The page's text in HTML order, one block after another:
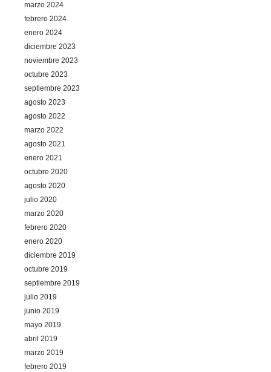
marzo 2024
febrero 2024
enero 2024
diciembre 2023
noviembre 2023
octubre 2023
septiembre 2023
agosto 2023
agosto 2022
marzo 2022
agosto 2021
enero 2021
octubre 2020
agosto 2020
julio 2020
marzo 2020
febrero 2020
enero 2020
diciembre 2019
octubre 2019
septiembre 2019
julio 2019
junio 2019
mayo 2019
abril 2019
marzo 2019
febrero 2019